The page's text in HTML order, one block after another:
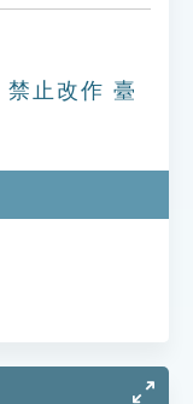
止改作 臺